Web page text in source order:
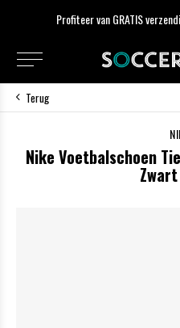
Profiteer van GRATIS
Terug
Nike Voetbalschoen